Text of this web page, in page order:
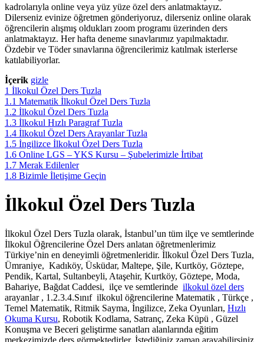
kadrolarıyla online veya yüz yüze özel ders anlatmaktayız.
Dilerseniz evinize öğretmen gönderiyoruz, dilerseniz online olarak
öğrencilerin alışmış oldukları zoom programı üzerinden ders
anlatmaktayız. Her hafta deneme sınavlarımız yapılmaktadır.
Özdebir ve Töder sınavlarına öğrencilerimiz katılmak isterlerse
katılabiliyorlar.
İçerik gizle
1 İlkokul Özel Ders Tuzla
1.1 Matematik İlkokul Özel Ders Tuzla
1.2 İlkokul Özel Ders Tuzla
1.3 İlkokul Hızlı Paragraf Tuzla
1.4 İlkokul Özel Ders Arayanlar Tuzla
1.5 İngilizce İlkokul Özel Ders Tuzla
1.6 Online LGS – YKS Kursu – Şubelerimizle İrtibat
1.7 Merak Edilenler
1.8 Bizimle İletişime Geçin
İlkokul Özel Ders Tuzla
İlkokul Özel Ders Tuzla olarak, İstanbul’un tüm ilçe ve semtlerinde
İlkokul Öğrencilerine Özel Ders anlatan öğretmenlerimiz
Türkiye’nin en deneyimli öğretmenleridir. İlkokul Özel Ders Tuzla,
Ümraniye, Kadıköy, Üsküdar, Maltepe, Şile, Kurtköy, Göztepe,
Pendik, Kartal, Sultanbeyli, Ataşehir, Kurtköy, Göztepe, Moda,
Bahariye, Bağdat Caddesi, ilçe ve semtlerinde ilkokul özel ders
arayanlar , 1.2.3.4.Sınıf ilkokul öğrencilerine Matematik , Türkçe ,
Temel Matematik, Ritmik Sayma, İngilizce, Zeka Oyunları, Hızlı
Okuma Kursu, Robotik Kodlama, Satranç, Zeka Küpü , Güzel
Konuşma ve Beceri geliştirme sanatları alanlarında eğitim
merkezimizde ders görmektedirler. İstediğiniz zaman arayabilirsiniz